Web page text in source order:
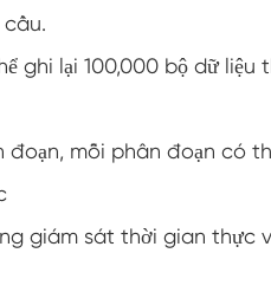
độ nóng lạnh
và sốc nhiệt độ
ghi lại 100,000 bộ dữ liệu
đoạn, mỗi phân đoạn có
giám sát thời gian thực